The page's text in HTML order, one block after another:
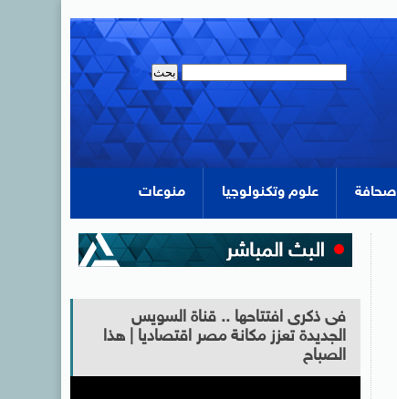
صحافة علوم وتكنولوجيا منوعات
فى ذكرى افتتاحها .. قناة السويس
الجديدة تعزز مكانة مصر اقتصاديا | هذا
الصباح